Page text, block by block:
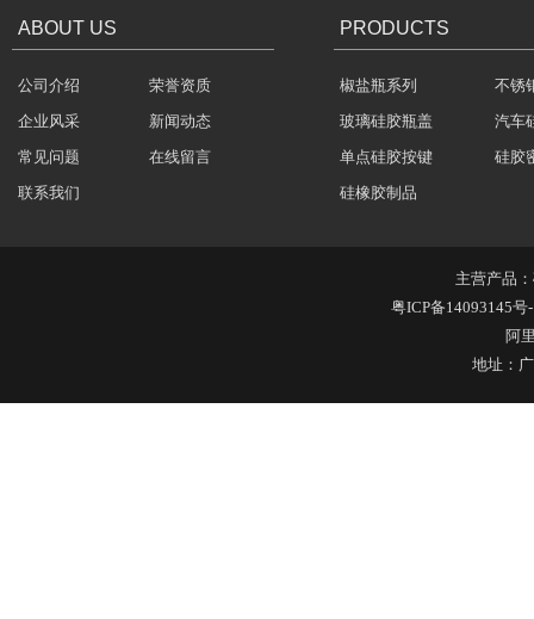
硅胶保护套
ABOUT US
公司介绍
荣誉资质
企业风采
新闻动态
常见问题
在线留言
联系我们
PRODUCTS
椒盐瓶系列
不锈
玻璃硅胶瓶盖
汽车
单点硅胶按键
硅胶
硅橡胶制品
主营产品：
粤ICP备14093145号
阿
地址：